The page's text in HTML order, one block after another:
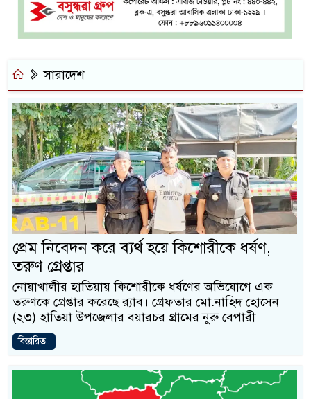
সারাদেশ
প্রেম নিবেদন করে ব্যর্থ হয়ে কিশোরীকে ধর্ষণ,
তরুণ গ্রেপ্তার
নোয়াখালীর হাতিয়ায় কিশোরীকে ধর্ষণের অভিযোগে এক
তরুণকে গ্রেপ্তার করেছে র‍্যাব। গ্রেফতার মো.নাহিদ হোসেন
(২৩) হাতিয়া উপজেলার বয়ারচর গ্রামের নুরু বেপারী
বিস্তারিত..